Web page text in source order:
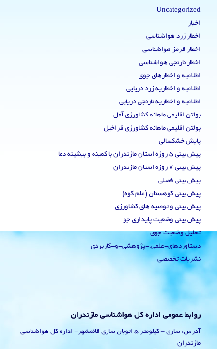
Uncategorized
اخبار
اخطار زرد هواشناسی
اخطار قرمز هواشناسی
اخطار نارنجی هواشناسی
اطلاعیه و اخطارهای جوی
اطلاعیه و اخطاریه زرد دریایی
اطلاعیه و اخطاریه نارنجی دریایی
بولتن اقلیمی ماهانه کشاورزی آمل
بولتن اقلیمی ماهانه کشاورزی قراخیل
پایش خشکسالی
پیش بینی 5 روزه استان مازندران با کمینه و بیشینه دما
پیش بینی 7 روزه استان مازندران
پیش بینی فصلی
پیش بینی کوهستان (علم کوه)
پیش بینی و توصیه های کشاورزی
پیش بینی وضعیت پایداری جو
تحلیل وضعیت جوی
دستاوردهای-علمی،-پژوهشی-و-کاربردی
نشریات تخصصی
روابط عمومی اداره کل هواشناسی مازندران
آدرس: ساری – کیلومتر 5 اتوبان ساری قائمشهر- اداره کل هواشناسی
مازندران